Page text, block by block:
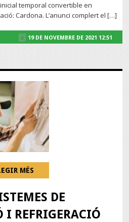
temporal convertible en
Cardona. L’anunci complert el […]
19 DE NOVEMBRE DE 2021 12:51
MÉS
DE
REFRIGERACIÓ